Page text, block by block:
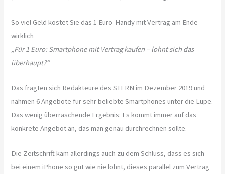
So viel Geld kostet Sie das 1 Euro-Handy mit Vertrag am Ende
wirklich
„Für 1 Euro: Smartphone mit Vertrag kaufen – lohnt sich das
überhaupt?“
Das fragten sich Redakteure des STERN im Dezember 2019 und
nahmen 6 Angebote für sehr beliebte Smartphones unter die Lupe.
Das wenig überraschende Ergebnis: Es kommt immer auf das
konkrete Angebot an, das man genau durchrechnen sollte.
Die Zeitschrift kam allerdings auch zu dem Schluss, dass es sich
bei einem iPhone so gut wie nie lohnt, dieses parallel zum Vertrag